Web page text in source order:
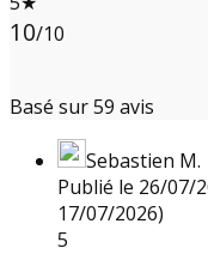
10/10
Basé sur 59 avis
Sebastien M.
Publié le 26/07/
17/07/2026)
5